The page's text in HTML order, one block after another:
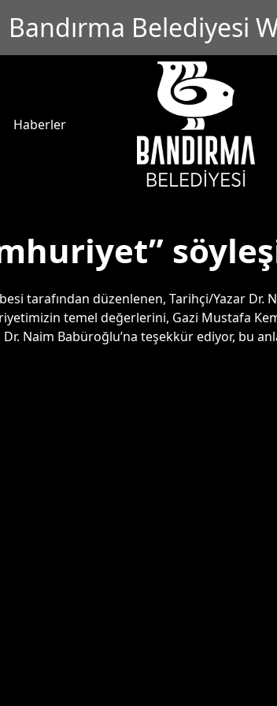
Bandırma Belediyesi
Haberler
tarafından düzenlenen, Tarihçi/Yazar Dr.
temel değerlerini, Gazi Mustafa
Naim Babüroğlu’na teşekkür ediyor, bu